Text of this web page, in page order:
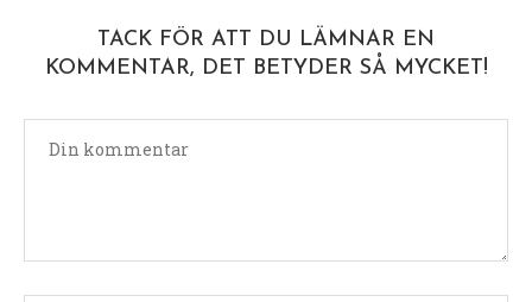
TACK FÖR ATT DU LÄMNAR EN
KOMMENTAR, DET BETYDER SÅ MYCKET!